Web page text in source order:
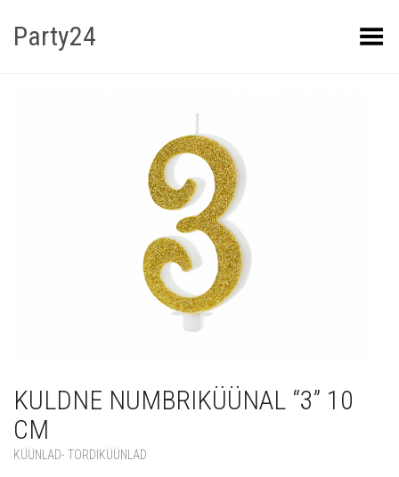
Party24 Kuva menüü
KULDNE NUMBRIKÜÜNAL “3” 10
CM
KÜÜNLAD- TORDIKÜÜNLAD